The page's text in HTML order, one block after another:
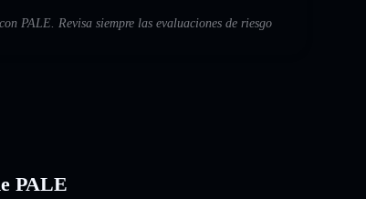
PALE. Revisa siempre las evaluaciones de riesgo
PALE